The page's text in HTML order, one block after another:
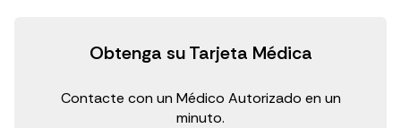
Obtenga su Tarjeta Médica
Contacte con un Médico Autorizado en un
minuto.